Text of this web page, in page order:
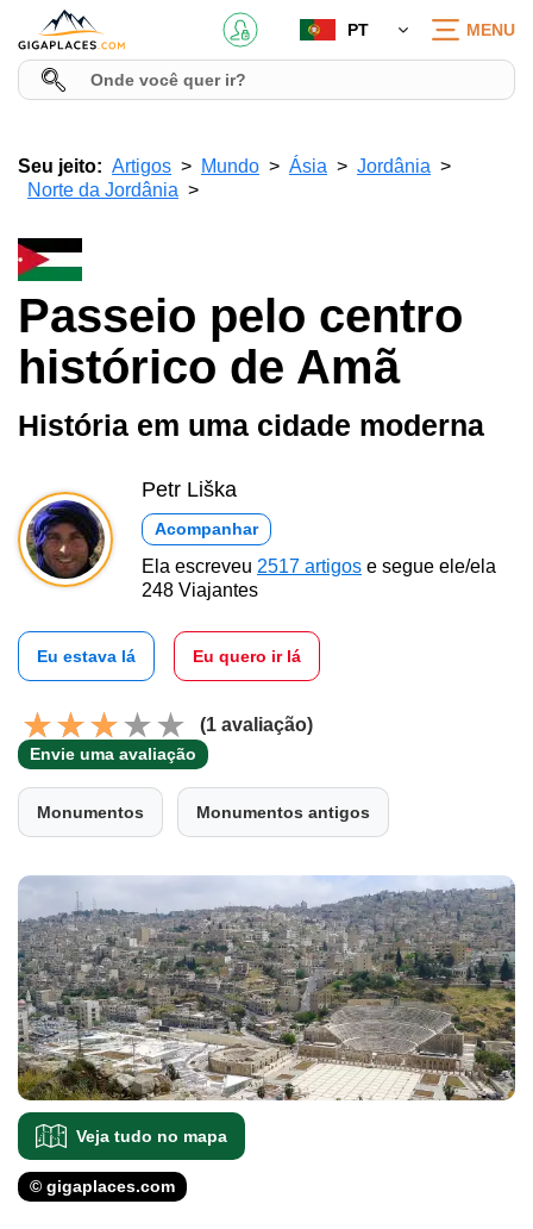
PT MENU
Seu jeito: Artigos Mundo Ásia
Jordânia
Norte da Jordânia
Passeio pelo centro
histórico de Amã
História em uma cidade moderna
Petr Liška
Acompanhar
Ela escreveu 2517 artigos e segue ele/ela
248 Viajantes
Eu estava lá Eu quero ir lá
(1 avaliação)
Envie uma avaliação
Monumentos Monumentos antigos
Veja tudo no mapa
© gigaplaces.com